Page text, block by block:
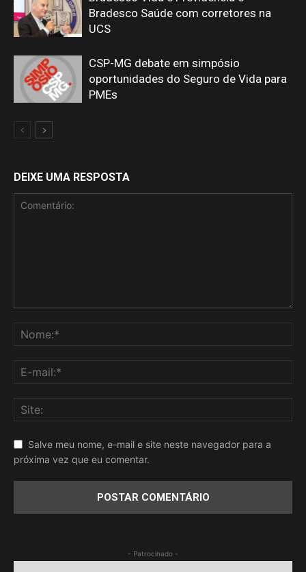
Bradesco Saúde com corretores na
UCS
CSP-MG debate em simpósio
oportunidades do Seguro de Vida para
PMEs
DEIXE UMA RESPOSTA
Salve meu nome, e-mail e site neste navegador para a
próxima vez que eu comentar.
- Patrocinado -